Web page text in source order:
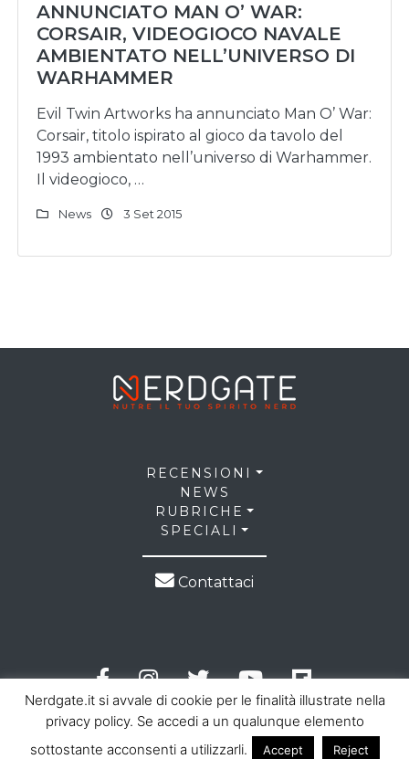
ANNUNCIATO MAN O’ WAR:
CORSAIR, VIDEOGIOCO NAVALE
AMBIENTATO NELL’UNIVERSO DI
WARHAMMER
Evil Twin Artworks ha annunciato Man O’ War:
Corsair, titolo ispirato al gioco da tavolo del
1993 ambientato nell’universo di Warhammer.
Il videogioco, …
News 3 Set 2015
RECENSIONI
NEWS
RUBRICHE
SPECIALI
Contattaci
Nerdgate.it si avvale di cookie per le finalità illustrate nella
privacy policy. Se accedi a un qualunque elemento
sottostante acconsenti a utilizzarli.
Accept Reject